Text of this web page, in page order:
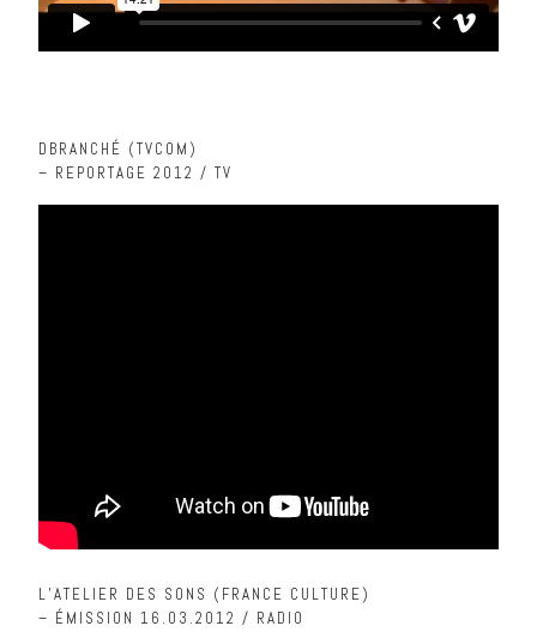
DBRANCHÉ (TVCOM)
– REPORTAGE 2012 / TV
L’ATELIER DES SONS (FRANCE CULTURE)
– ÉMISSION 16.03.2012 / RADIO